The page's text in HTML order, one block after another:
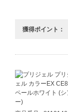
獲得ポイント：